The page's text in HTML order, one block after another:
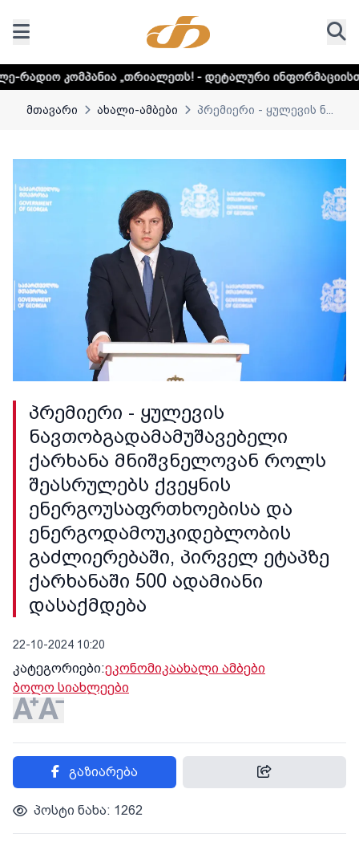
„თრიალეთს! - დეტალური ინფორმაციისთვის
მთავარი ახალი-ამბები პრემიერი - ყულევის ნ...
პრემიერი - ყულევის
ნავთობგადამამუშავებელი
ქარხანა მნიშვნელოვან როლს
შეასრულებს ქვეყნის
ენერგოუსაფრთხოებისა და
ენერგოდამოუკიდებლობის
გაძლიერებაში, პირველ ეტაპზე
ქარხანაში 500 ადამიანი
დასაქმდება
22-10-2024 10:20
კატეგორიები:ეკონომიკაახალი ამბები
ბოლო სიახლეები
გაზიარება
პოსტი ნახა: 1262